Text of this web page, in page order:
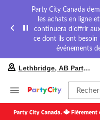
Party City Canada
les achats en ligne
continuera d’offrir
ce dont ils ont besoin
événements
Lethbridge, AB Party City